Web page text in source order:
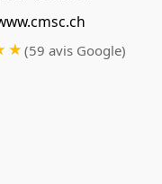
(59 avis Google)